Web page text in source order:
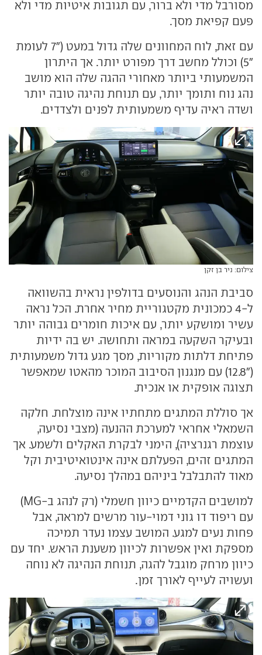
מסורבל מדי ולא ברור, עם תגובות איטיות מדי ולא
פעם קפיאת מסך.
עם זאת, לוח המחוונים שלה גדול במעט ("7 לעומת
"5) וכולל מחשב דרך מפורט יותר. אך היתרון
המשמעותי ביותר מאחורי ההגה שלה הוא מושב
נהג נוח ותומך יותר, עם תנוחת נהיגה טובה יותר
ושדה ראיה עדיף משמעותית לפנים ולצדדים.
צילום: ניר בן זקן
סביבת הנהג והנוסעים בדולפין נראית בהשוואה
ל-4 כמכונית מקטגוריית מחיר אחרת. הכל נראה
עשיר ומושקע יותר, עם איכות חומרים גבוהה יותר
ובעיקר השקעה במראה ותחושה. יש בה ידיות
פתיחת דלתות מקוריות, מסך מגע גדול משמעותית
(״12.8) עם מנגנון הסיבוב המוכר מהאטו שמאפשר
תצוגה אופקית או אנכית.
אך סוללת המתגים מתחתיו אינה מוצלחת. חלקה
השמאלי אחראי למערכת ההנעה (מצבי נסיעה,
עוצמת רגנרציה), הימני לבקרת האקלים ולשמע. אך
המתגים זהים, הפעלתם אינה אינטואיטיבית וקל
מאוד להתבלבל ביניהם במהלך נסיעה.
למושבים הקדמיים כיוון חשמלי (רק לנהג ב-MG)
עם ריפוד דו גוני דמוי-עור מרשים למראה, אבל
פחות נעים למגע. המושב עצמו נעדר תמיכה
מספקת ואין אפשרות לכיוון משענת הראש. יחד עם
כיוון מרחק מוגבל להגה, תנוחת הנהיגה לא נוחה
ועשויה לעייף לאורך זמן.